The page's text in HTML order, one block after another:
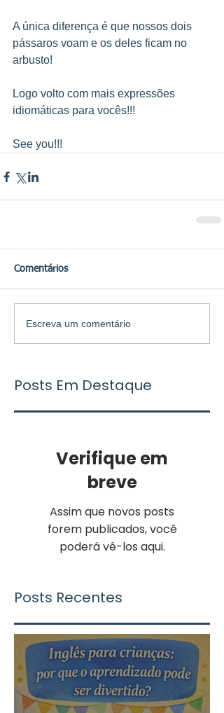
A única diferença é que nossos dois
pássaros voam e os deles ficam no
arbusto!
Logo volto com mais expressões
idiomáticas para vocês!!!
See you!!!
Comentários
Escreva um comentário
Posts Em Destaque
Verifique em
breve
Assim que novos posts
forem publicados, você
poderá vê-los aqui.
Posts Recentes